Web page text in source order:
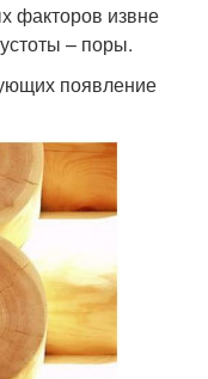
факторов извне
– поры.
появление